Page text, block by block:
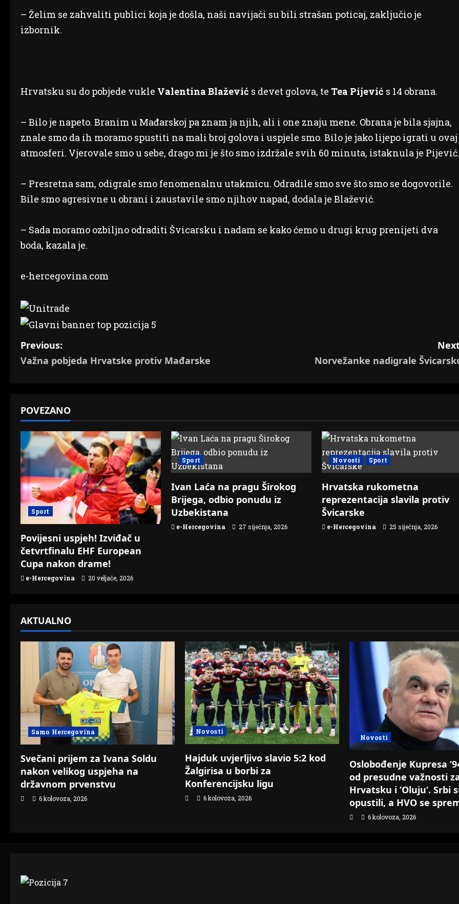
– Želim se zahvaliti publici koja je došla, naši navijači su bili strašan poticaj, zaključio je
izbornik.
Hrvatsku su do pobjede vukle Valentina Blažević s devet golova, te Tea Pijević s 14 obrana.
– Bilo je napeto. Branim u Mađarskoj pa znam ja njih, ali i one znaju mene. Obrana je bila sjajna,
znale smo da ih moramo spustiti na mali broj golova i uspjele smo. Bilo je jako lijepo igrati u ovaj
atmosferi. Vjerovale smo u sebe, drago mi je što smo izdržale svih 60 minuta, istaknula je Pijević.
– Presretna sam, odigrale smo fenomenalnu utakmicu. Odradile smo sve što smo se dogovorile.
Bile smo agresivne u obrani i zaustavile smo njihov napad, dodala je Blažević.
– Sada moramo ozbiljno odraditi Švicarsku i nadam se kako ćemo u drugi krug prenijeti dva
boda, kazala je.
e-hercegovina.com
P
o
t
n
a
v
i
g
a
t
i
n
Previous:
Važna pobjeda Hrvatske protiv Mađarske
Norvežanke nadigrale
POVEZANO
Sport
Povijesni uspjeh! Izviđač u
četvrtfinalu EHF European
Cupa nakon drame!
e-Hercegovina 20 veljače, 2026
Sport
Ivan Laća na pragu Širokog
Brijega, odbio ponudu iz
Uzbekistana
e-Hercegovina 27 siječnja, 2026
Novosti Sport
Hrvatska rukometna
reprezentacija slavila protiv
Švicarske
e-Hercegovina 25 siječnja, 2026
AKTUALNO
Samo Hercegovina
Svečani prijem za Ivana Soldu
nakon velikog uspjeha na
državnom prvenstvu
6 kolovoza, 2026
Novosti
Hajduk uvjerljivo slavio 5:2 kod
Žalgirisa u borbi za
Konferencijsku ligu
6 kolovoza, 2026
Novosti
Oslobođenje Kupresa
od presudne važnosti
Hrvatsku i ‘Oluju‘. Srbi
opustili, a HVO se
6 kolovoza, 2026